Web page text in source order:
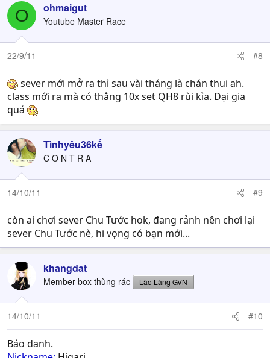
O ohmaigut
Youtube Master Race
22/9/11 #8
sever mới mở ra thì sau vài tháng là chán thui ah.
class mới ra mà có thằng 10x set QH8 rùi kìa. Dại gia
quá
Tìnhyêu36kế
C O N T R A
14/10/11 #9
còn ai chơi sever Chu Tước hok, đang rảnh nên chơi lại
sever Chu Tước nè, hi vọng có bạn mới...
khangdat
Member box thùng rác Lão Làng GVN
14/10/11 #10
Báo danh.